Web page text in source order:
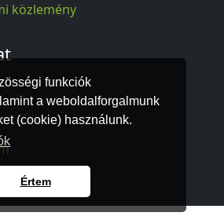
funkciók
a weboldalforgalmunk
(cookie) használunk.
Értem
közlemény